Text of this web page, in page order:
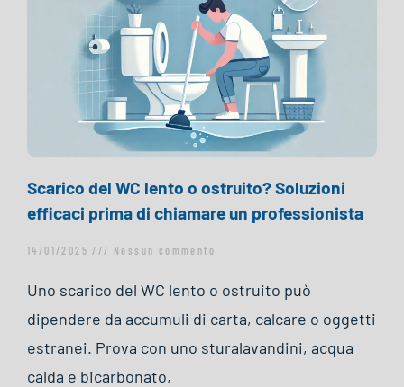
Scarico del WC lento o ostruito? Soluzioni
efficaci prima di chiamare un professionista
14/01/2025 Nessun commento
Uno scarico del WC lento o ostruito può
dipendere da accumuli di carta, calcare o oggetti
estranei. Prova con uno sturalavandini, acqua
calda e bicarbonato,